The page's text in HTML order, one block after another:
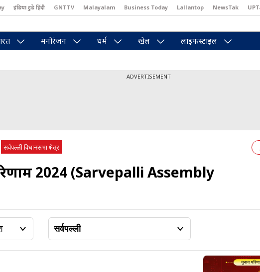
इंडिया टुडे हिंदी GNTTV Malayalam Business Today Lallantop NewsTak
मनोरंजन धर्म खेल लाइफस्टाइल
ADVERTISEMENT
सर्वपल्ली विधानसभा क्षेत्र
2024 (Sarvepalli Assembly